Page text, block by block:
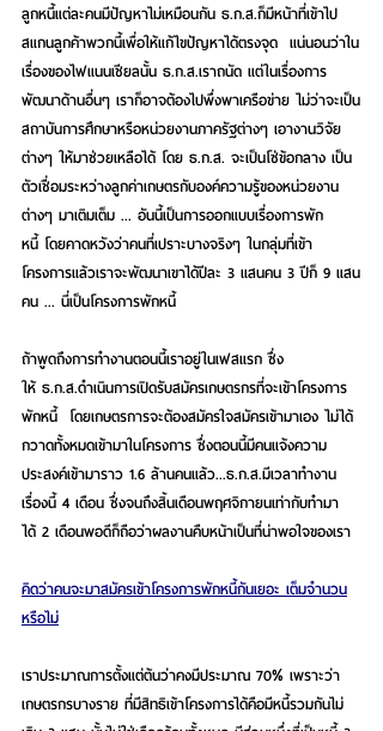
ลูกหนี้แต่ละคนมีปัญหาไม่เหมือนกัน ธ.ก.ส.ก็มีหน้าที่เข้าไป
สแกนลูกค้าพวกนี้เพื่อให้แก้ไขปัญหาได้ตรงจุด  แน่นอนว่าใน
เรื่องของไฟแนนเชียลนั้น ธ.ก.ส.เราถนัด แต่ในเรื่องการ
พัฒนาด้านอื่นๆ เราก็อาจต้องไปพึ่งพาเครือข่าย ไม่ว่าจะเป็น
สถาบันการศึกษาหรือหน่วยงานภาครัฐต่างๆ เอางานวิจัย
ต่างๆ ให้มาช่วยเหลือได้ โดย ธ.ก.ส. จะเป็นโซ่ข้อกลาง เป็น
ตัวเชื่อมระหว่างลูกค่าเกษตรกับองค์ความรู้ของหน่วยงาน
ต่างๆ มาเติมเต็ม ... อันนี้เป็นการออกแบบเรื่องการพัก
หนี้ โดยคาดหวังว่าคนที่เปราะบางจริงๆ ในกลุ่มที่เข้า
โครงการแล้วเราจะพัฒนาเขาได้ปีละ 3 แสนคน 3 ปีก็ 9 แสน
คน ... นี่เป็นโครงการพักหนี้
ถ้าพูดถึงการทำงานตอนนี้เราอยู่ในเฟสแรก ซึ่ง
ให้ ธ.ก.ส.ดำเนินการเปิดรับสมัครเกษตรกรที่จะเข้าโครงการ
พักหนี้  โดยเกษตรการจะต้องสมัครใจสมัครเข้ามาเอง ไม่ได้
กวาดทั้งหมดเข้ามาในโครงการ ซึ่งตอนนี้มีคนแจ้งความ
ประสงค์เข้ามาราว 1.6 ล้านคนแล้ว...ธ.ก.ส.มีเวลาทำงาน
เรื่องนี้ 4 เดือน ซึ่งจนถึงสิ้นเดือนพฤศจิกายนเท่ากับทำมา
ได้ 2 เดือนพอดีก็ถือว่าผลงานคืบหน้าเป็นที่น่าพอใจของเรา
คิดว่าคนจะมาสมัครเข้าโครงการพักหนี้กันเยอะ เต็มจำนวน
หรือไม่
เราประมาณการตั้งแต่ต้นว่าคงมีประมาณ 70% เพราะว่า
เกษตรกรบางราย ที่มีสิทธิเข้าโครงการได้คือมีหนี้รวมกันไม่